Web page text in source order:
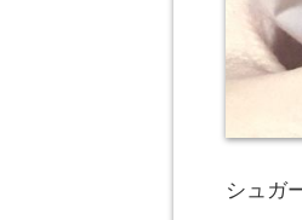
シュガ